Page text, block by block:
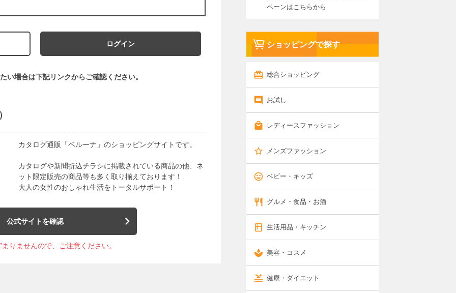
ログイン
い場合は下記リンクからご確認ください。
カタログ通販「ベルーナ」のショッピングサイトです。
カタログや新聞折込チラシに掲載されている商品の他、ネ
ット限定販売の商品等も多く取り揃えております！
大人の女性のおしゃれ生活をトータルサポート！
公式サイトを確認
りませんので、ご注意ください。
ペーンはこちらから
ショッピングで探す
総合ショッピング
お試し
レディースファッション
メンズファッション
ベビー・キッズ
グルメ・食品・お酒
生活用品・キッチン
美容・コスメ
健康・ダイエット